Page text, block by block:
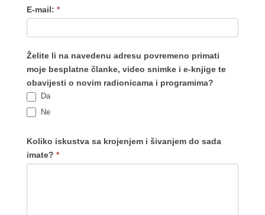
E-mail: *
Želite li na navedenu adresu povremeno primati
moje besplatne članke, video snimke i e-knjige te
obavijesti o novim radionicama i programima?
Da
Ne
Koliko iskustva sa krojenjem i šivanjem do sada
imate? *